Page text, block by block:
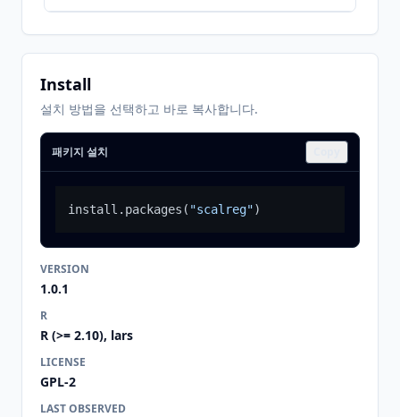
Install
설치 방법을 선택하고 바로 복사합니다.
패키지 설치
install.packages ( "scalreg")
VERSION
1.0.1
R
R (>= 2.10), lars
LICENSE
GPL-2
LAST OBSERVED